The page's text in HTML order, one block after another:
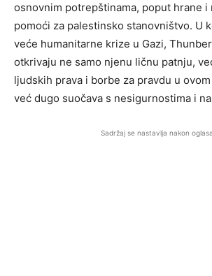
osnovnim potrepštinama, poput hrane i
pomoći za palestinsko stanovništvo. U
veće humanitarne krize u Gazi,
otkrivaju ne samo njenu ličnu patnju,
ljudskih prava i borbe za pravdu u
već dugo suočava s nesigurnostima i
Sadržaj se nastavlja nakon oglasa